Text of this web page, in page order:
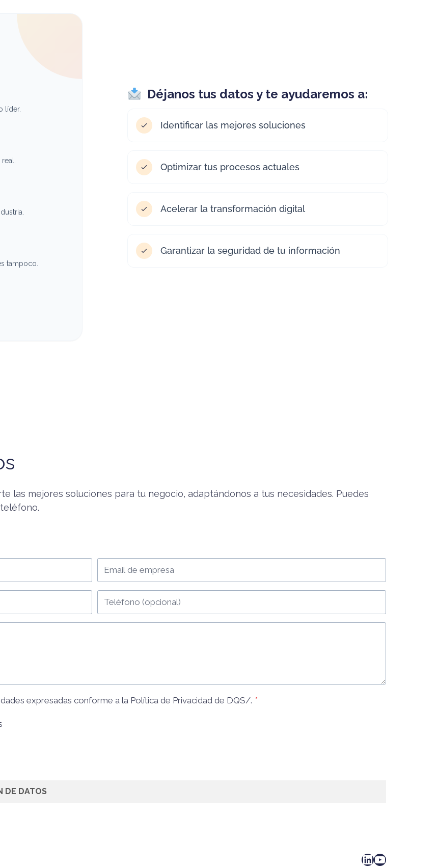
líder.
tampoco.
Déjanos tus datos y te ayudaremos a:
Identificar las mejores soluciones
Optimizar tus procesos actuales
Acelerar la transformación digital
Garantizar la seguridad de tu información
las mejores soluciones para tu negocio, adaptándonos a tus necesidades. Puedes
expresadas conforme a la Política de Privacidad de DQS/. *
DE DATOS
LinkedIn YouTube